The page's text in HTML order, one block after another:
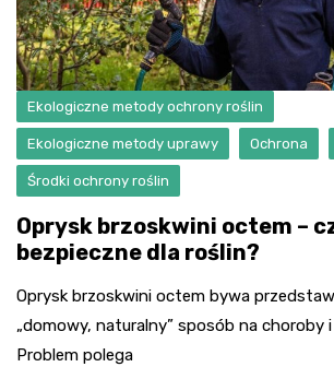
Ekologiczne metody ochrony roślin
Ekologiczne metody uprawy Ochrona
Środki ochrony roślin
Oprysk brzoskwini octem –
bezpieczne dla roślin?
Oprysk brzoskwini octem bywa
„domowy, naturalny” sposób na choroby
Problem polega